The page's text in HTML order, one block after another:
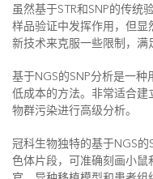
虽然基于STR和SNP的传
样品验证中发挥作用，但
新技术来克服一些限制，满
基于NGS的SNP分析是一
低成本的方法。非常适合
物群污染进行高级分析。
冠科生物独特的基于NGS
色体片段，可准确刻画小